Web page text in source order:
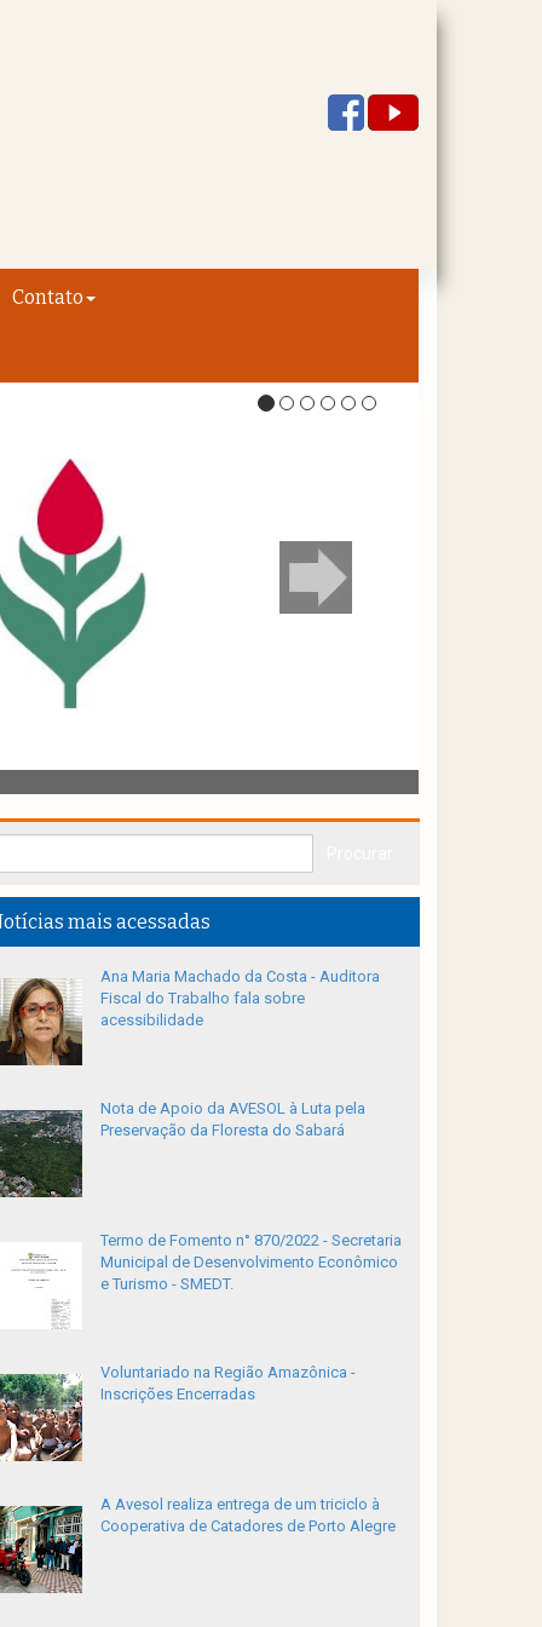
Contato
mais acessadas
Ana Maria Machado da Costa - Auditora
Fiscal do Trabalho fala sobre
acessibilidade
Nota de Apoio da AVESOL à Luta pela
Preservação da Floresta do Sabará
Termo de Fomento n° 870/2022 - Secretaria
Municipal de Desenvolvimento Econômico
e Turismo - SMEDT.
Voluntariado na Região Amazônica -
Inscrições Encerradas
A Avesol realiza entrega de um triciclo à
Cooperativa de Catadores de Porto Alegre